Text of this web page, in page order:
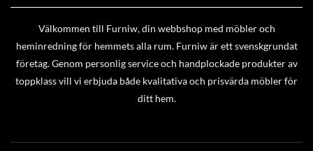
Välkommen till Furniw, din webbshop med möbler och
heminredning för hemmets alla rum. Furniw är ett svenskgrundat
företag. Genom personlig service och handplockade produkter av
toppklass vill vi erbjuda både kvalitativa och prisvärda möbler för
ditt hem.